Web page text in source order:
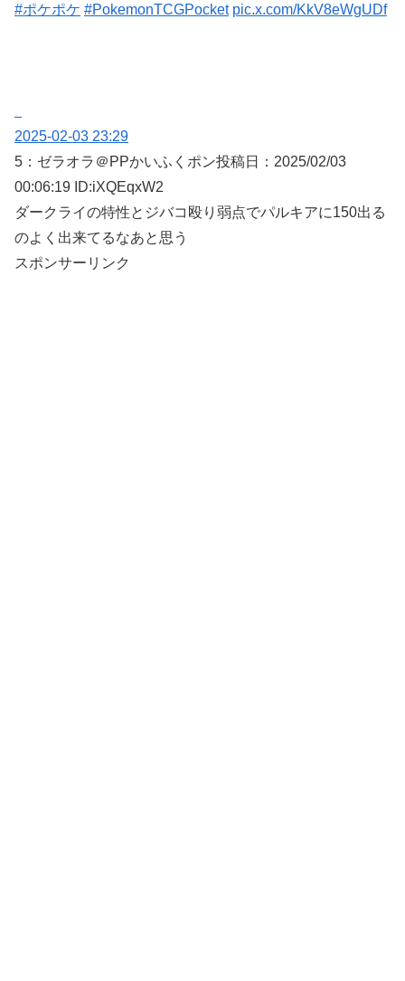
#ポケポケ #PokemonTCGPocket pic.x.com/KkV8eWgUDf
2025-02-03 23:29
5： ゼラオラ＠PPかいふくポン投稿日：2025/02/03
00:06:19 ID:iXQEqxW2
ダークライの特性とジバコ殴り弱点でパルキアに150出る
のよく出来てるなあと思う
スポンサーリンク